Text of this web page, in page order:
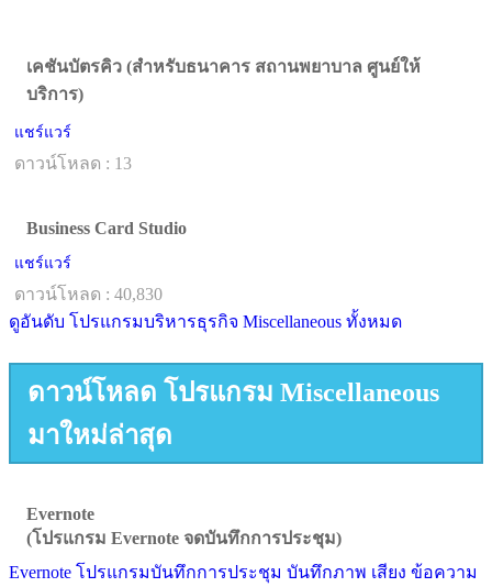
เคชันบัตรคิว (สำหรับธนาคาร สถานพยาบาล ศูนย์ให้
บริการ)
แชร์แวร์
ดาวน์โหลด : 13
Business Card Studio
แชร์แวร์
ดาวน์โหลด : 40,830
ดูอันดับ โปรแกรมบริหารธุรกิจ Miscellaneous ทั้งหมด
ดาวน์โหลด โปรแกรม Miscellaneous
มาใหม่ล่าสุด
Evernote
(โปรแกรม Evernote จดบันทึกการประชุม)
Evernote โปรแกรมบันทึกการประชุม บันทึกภาพ เสียง ข้อความ